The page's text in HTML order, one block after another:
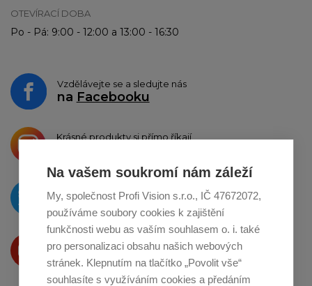
Na vašem soukromí nám záleží
My, společnost Profi Vision s.r.o., IČ 47672072,
používáme soubory cookies k zajištění
funkčnosti webu as vaším souhlasem o. i. také
pro personalizaci obsahu našich webových
stránek. Klepnutím na tlačítko „Povolit vše“
souhlasíte s využíváním cookies a předáním
OTEVÍRACÍ DOBA
Po - Pá: 9:00 - 12:00 a 13:00 - 16:30
Vzdělávejte se a sledujte nás
na Facebooku
Krásné produkty si přímo říkají
O novinkách píšeme
naTwitteru
Produkty Vám představujeme
na Youtube